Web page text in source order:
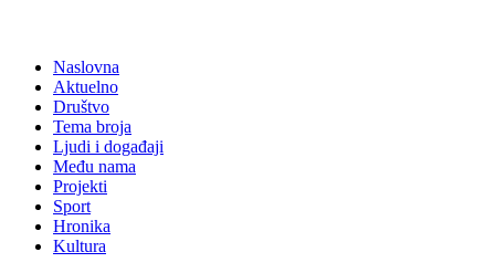
Naslovna
Aktuelno
Društvo
Tema broja
Ljudi i događaji
Među nama
Projekti
Sport
Hronika
Kultura